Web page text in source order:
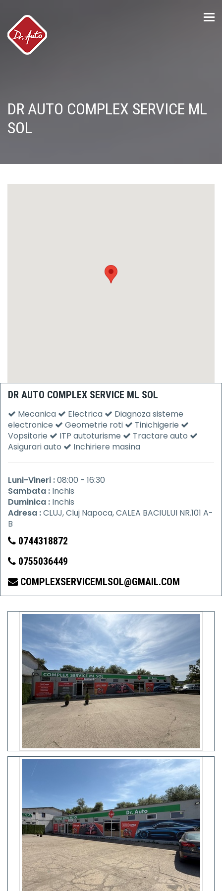
DR AUTO COMPLEX SERVICE ML
SOL
DR AUTO COMPLEX SERVICE ML SOL
Mecanica Electrica
Diagnoza sisteme
electronice
Geometrie roti
Tinichigerie
Vopsitorie
ITP autoturisme
Tractare auto
Asigurari auto
Inchiriere masina
Luni-Vineri :08:00 - 16:30
Sambata : Inchis
Duminica : Inchis
Adresa :CLUJ, Cluj Napoca, CALEA BACIULUI NR.101 A-
B
0744318872
0755036449
COMPLEXSERVICEMLSOL@GMAIL.COM